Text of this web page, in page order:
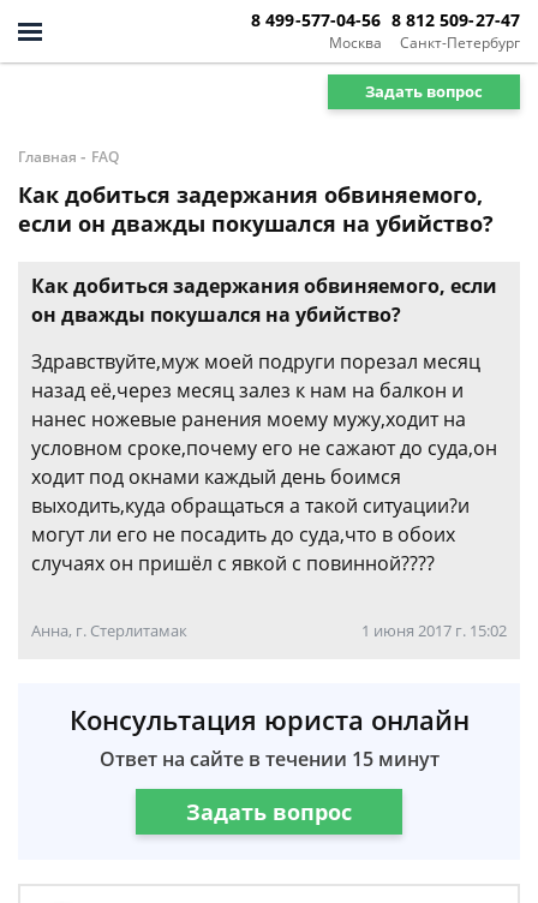
Москва
8 499-577-04-56
Санкт-Петербург
8 812 509-27-47
Задать вопрос
Главная - FAQ
Как добиться задержания обвиняемого,
если он дважды покушался на убийство?
Как добиться задержания обвиняемого, если
он дважды покушался на убийство?
Здравствуйте,муж моей подруги порезал месяц
назад её,через месяц залез к нам на балкон и
нанес ножевые ранения моему мужу,ходит на
условном сроке,почему его не сажают до суда,он
ходит под окнами каждый день боимся
выходить,куда обращаться а такой ситуации?и
могут ли его не посадить до суда,что в обоих
случаях он пришёл с явкой с повинной????
Анна, г. Стерлитамак 1 июня 2017 г. 15:02
Консультация юриста онлайн
Ответ на сайте в течении 15 минут
Задать вопрос